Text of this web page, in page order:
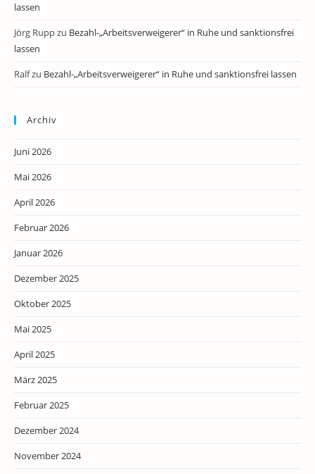
lassen
Jörg Ruppzu Bezahl-„Arbeitsverweigerer“ in Ruhe und sanktionsfrei
lassen
Ralfzu Bezahl-„Arbeitsverweigerer“ in Ruhe und sanktionsfrei lassen
Archiv
Juni 2026
Mai 2026
April 2026
Februar 2026
Januar 2026
Dezember 2025
Oktober 2025
Mai 2025
April 2025
März 2025
Februar 2025
Dezember 2024
November 2024